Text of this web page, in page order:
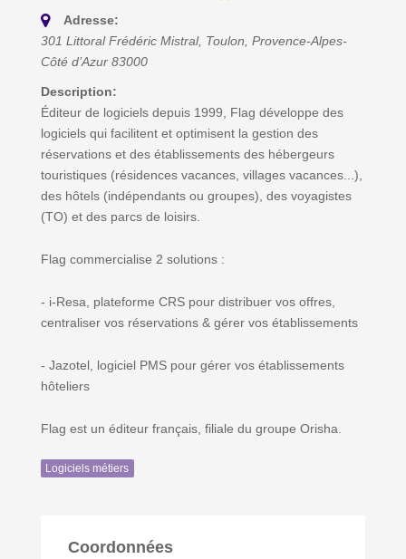
Adresse:
301 Littoral Frédéric Mistral, Toulon, Provence-Alpes-
Côté d’Azur 83000
Description:
Éditeur de logiciels depuis 1999, Flag développe des
logiciels qui facilitent et optimisent la gestion des
réservations et des établissements des hébergeurs
touristiques (résidences vacances, villages vacances...),
des hôtels (indépendants ou groupes), des voyagistes
(TO) et des parcs de loisirs.
Flag commercialise 2 solutions :
- i-Resa, plateforme CRS pour distribuer vos offres,
centraliser vos réservations & gérer vos établissements
- Jazotel, logiciel PMS pour gérer vos établissements
hôteliers
Flag est un éditeur français, filiale du groupe Orisha.
Logiciels métiers
Coordonnées